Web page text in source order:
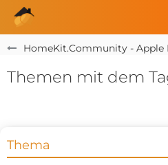
HomeKit.Community - Apple
Themen mit dem
Thema